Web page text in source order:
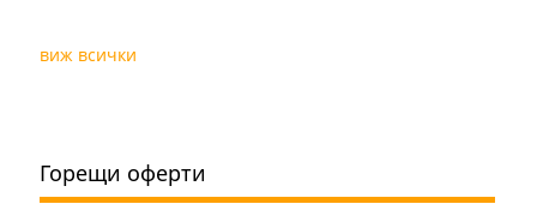
виж всички
Горещи оферти